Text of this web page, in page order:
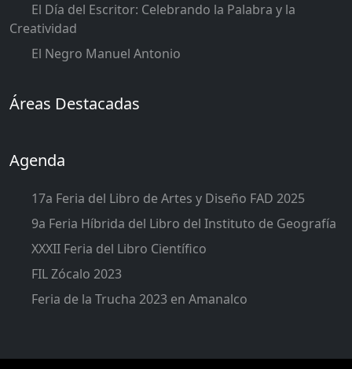
El Día del Escritor: Celebrando la Palabra y la
Creatividad
El Negro Manuel Antonio
Áreas Destacadas
Agenda
17a Feria del Libro de Artes y Diseño FAD 2025
9a Feria Híbrida del Libro del Instituto de Geografía
XXXII Feria del Libro Científico
FIL Zócalo 2023
Feria de la Trucha 2023 en Amanalco